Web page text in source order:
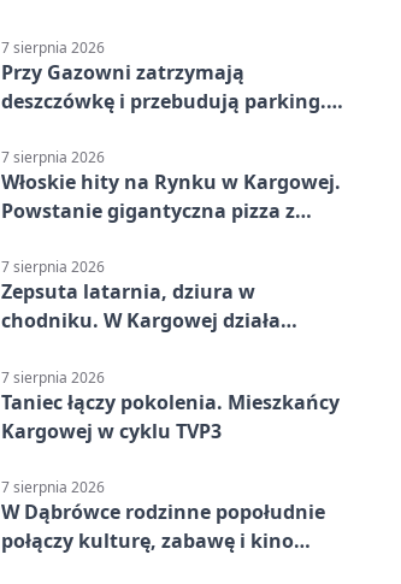
7 sierpnia 2026
Przy Gazowni zatrzymają
deszczówkę i przebudują parking.
7 sierpnia 2026
Włoskie hity na Rynku w Kargowej.
Powstanie gigantyczna pizza z
7 sierpnia 2026
Zepsuta latarnia, dziura w
chodniku. W Kargowej działa
7 sierpnia 2026
Taniec łączy pokolenia. Mieszkańcy
Kargowej w cyklu TVP3
7 sierpnia 2026
W Dąbrówce rodzinne popołudnie
połączy kulturę, zabawę i kino